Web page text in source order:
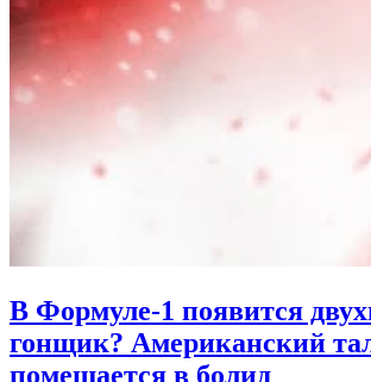
В Формуле-1 появится
гонщик? Американский
помещается в болид